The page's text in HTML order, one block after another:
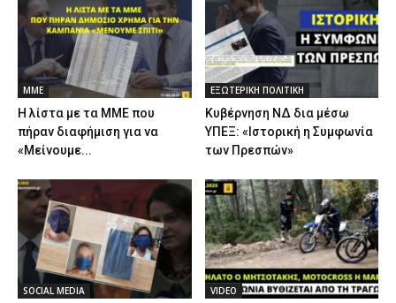
ΜΜΕ
Η λίστα με τα ΜΜΕ που
πήραν διαφήμιση για να
«Μείνουμε...
ΕΞΩΤΕΡΙΚΗ ΠΟΛΙΤΙΚΗ
Κυβέρνηση ΝΔ δια μέσω
ΥΠΕΞ: «Ιστορική η Συμφωνία
των Πρεσπών»
SOCIAL MEDIA VIDEO